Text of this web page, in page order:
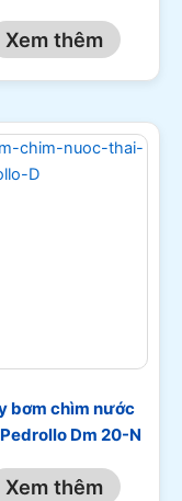
Xem thêm
bơm chìm nước
Dm 20-N
Xem thêm